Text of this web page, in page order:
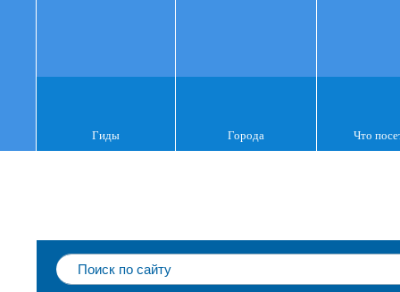
Гиды Города Что